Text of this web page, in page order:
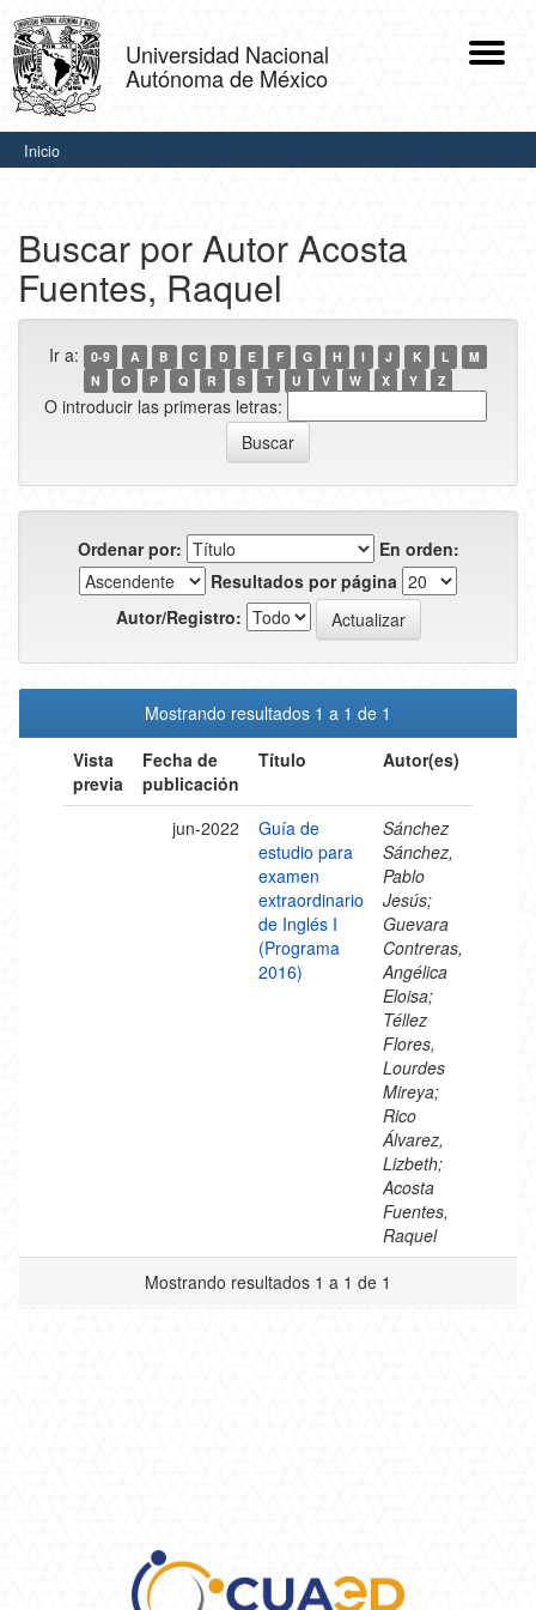
navigation
Universidad Nacional
Autónoma de México
Inicio
Buscar por Autor Acosta
Fuentes, Raquel
Ir a: 0-9 A B C D E F G H I J K L
M
N
O P Q R S T U V W X Y Z
O introducir las primeras letras:
Ordenar por:
En orden:
Resultados por página
Autor/Registro:
Mostrando resultados 1 a 1 de 1
Vista
previa
Fecha de
publicación
Título Autor(es)
jun-2022
Guía de
estudio para
examen
extraordinario
de Inglés I
(Programa
2016)
Sánchez
Sánchez,
Pablo
Jesús;
Guevara
Contreras,
Angélica
Eloisa;
Téllez
Flores,
Lourdes
Mireya;
Rico
Álvarez,
Lizbeth;
Acosta
Fuentes,
Raquel
Mostrando resultados 1 a 1 de 1